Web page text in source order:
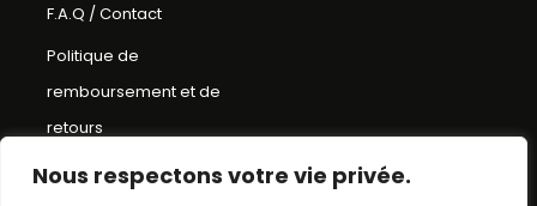
Nous respectons votre vie privée.
F.A.Q / Contact
Politique de
remboursement et de
retours
Conditions Générales de